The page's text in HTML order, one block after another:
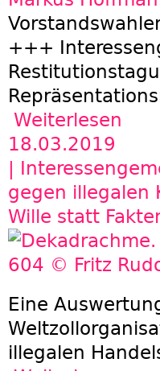
+++
Weiterlesen
18.03.2019
|
gegen illegalen
Wille statt
Eine
illegalen